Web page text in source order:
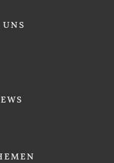
UNS